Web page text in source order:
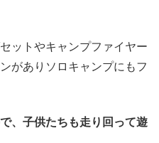
ットやキャンプファイヤー
がありソロキャンプにもフ
、子供たちも走り回って遊